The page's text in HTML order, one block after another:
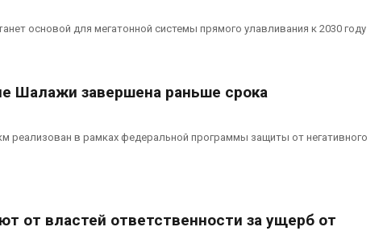
основой для мегатонной системы прямого улавливания к 2030 году
Шалажи завершена раньше срока
реализован в рамках федеральной программы защиты от негативного
от властей ответственности за ущерб от